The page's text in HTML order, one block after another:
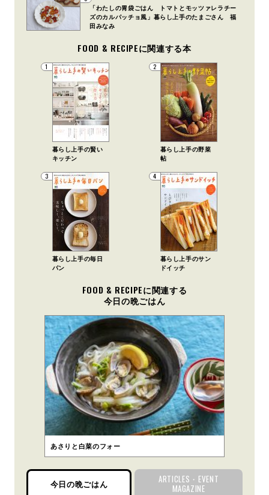
「わたしの胃袋ごはん トマトとモッツァレラチー
ズのカルパッチョ風」暮らし上手のたまごさん 福
田みなみ
FOOD & RECIPEに関連する本
1
暮らし上手の賢い
キッチン
2
暮らし上手の野菜
帖
3
暮らし上手の毎日
パン
4
暮らし上手のサン
ドイッチ
FOOD & RECIPEに関連する
今日の晩ごはん
あさりと白菜のフォー
今日の晩ごはん
ARTICLES・EVENT
MAGAZINE